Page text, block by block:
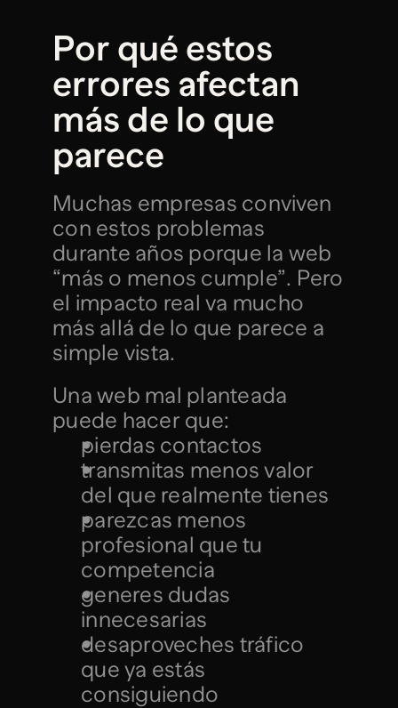
Por qué estos
errores afectan
más de lo que
parece
Muchas empresas conviven
con estos problemas
durante años porque la web
“más o menos cumple”. Pero
el impacto real va mucho
más allá de lo que parece a
simple vista.
Una web mal planteada
puede hacer que:
pierdas contactos
transmitas menos valor
del que realmente tienes
parezcas menos
profesional que tu
competencia
generes dudas
innecesarias
desaproveches tráfico
que ya estás
consiguiendo